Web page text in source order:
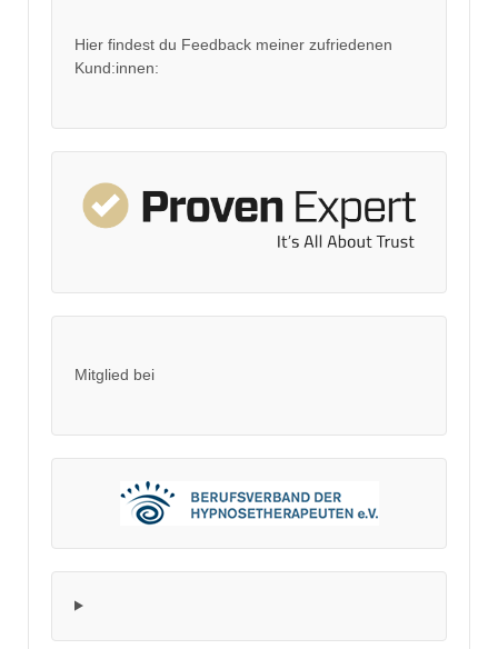
Hier findest du Feedback meiner zufriedenen
Kund:innen:
Mitglied bei